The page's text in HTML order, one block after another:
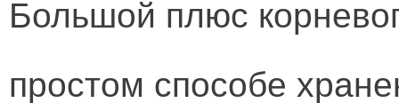
Большой плюс
простом способе